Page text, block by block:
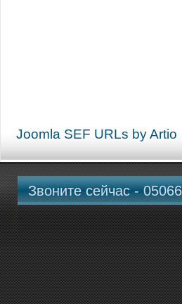
Joomla SEF URLs by Artio
Звоните сейчас -